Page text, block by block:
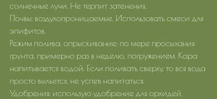
солнечные лучи. Не терпит затенения.
Почвы: воздухопроницаемые. Использовать смеси для
эпифитов.
Режим полива, опрыскивание: по мере просыхания
грунта, примерно раз в неделю, погружением. Кора
напитывается водой. Если поливать сверху, то вся вода
просто выльется, не успев напитаться.
Удобрения: использую удобрение для орхидей,